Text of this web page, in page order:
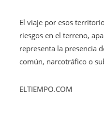
El viaje por esos
riesgos en el terreno,
representa la presencia
común, narcotráfico o
ELTIEMPO.COM